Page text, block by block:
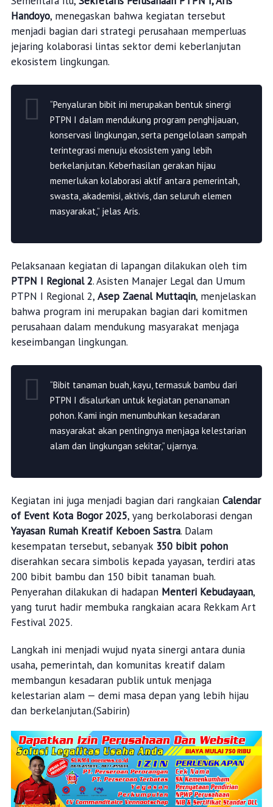
Handoyo, menegaskan bahwa kegiatan tersebut
menjadi bagian dari strategi perusahaan memperluas
jejaring kolaborasi lintas sektor demi keberlanjutan
ekosistem lingkungan.
“Penyaluran bibit ini merupakan bentuk sinergi
PTPN I dalam mendukung program penghijauan,
konservasi lingkungan, serta pengelolaan sampah
terintegrasi menuju ekosistem yang lebih
berkelanjutan. Keberhasilan gerakan hijau
memerlukan kolaborasi aktif antara pemerintah,
swasta, akademisi, aktivis, dan seluruh elemen
masyarakat,” jelas Aris.
Pelaksanaan kegiatan di lapangan dilakukan oleh tim
PTPN I Regional 2. Asisten Manajer Legal dan Umum
PTPN I Regional 2, Asep Zaenal Muttaqin, menjelaskan
bahwa program ini merupakan bagian dari komitmen
perusahaan dalam mendukung masyarakat menjaga
keseimbangan lingkungan.
“Bibit tanaman buah, kayu, termasuk bambu dari
PTPN I disalurkan untuk kegiatan penanaman
pohon. Kami ingin menumbuhkan kesadaran
masyarakat akan pentingnya menjaga kelestarian
alam dan lingkungan sekitar,” ujarnya.
Kegiatan ini juga menjadi bagian dari rangkaian Calendar
of Event Kota Bogor 2025, yang berkolaborasi dengan
Yayasan Rumah Kreatif Keboen Sastra. Dalam
kesempatan tersebut, sebanyak 350 bibit pohon
diserahkan secara simbolis kepada yayasan, terdiri atas
200 bibit bambu dan 150 bibit tanaman buah.
Penyerahan dilakukan di hadapan Menteri Kebudayaan,
yang turut hadir membuka rangkaian acara Rekkam Art
Festival 2025.
Langkah ini menjadi wujud nyata sinergi antara dunia
usaha, pemerintah, dan komunitas kreatif dalam
membangun kesadaran publik untuk menjaga
kelestarian alam — demi masa depan yang lebih hijau
dan berkelanjutan.(Sabirin)